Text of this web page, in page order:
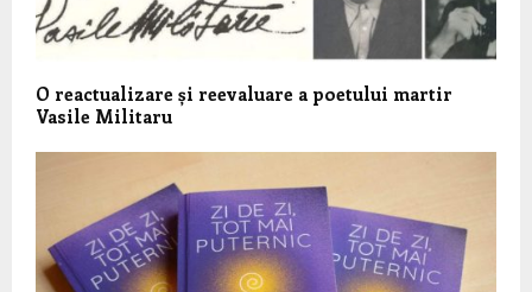
O reactualizare și reevaluare a poetului martir
Vasile Militaru